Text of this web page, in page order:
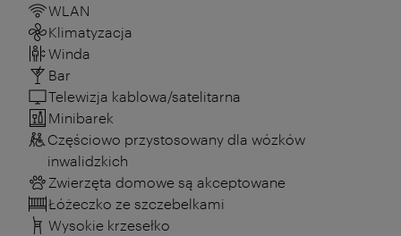
WLAN
Klimatyzacja
Winda
Bar
Telewizja kablowa/satelitarna
Minibarek
Częściowo przystosowany dla wózków
inwalidzkich
Zwierzęta domowe są akceptowane
Łóżeczko ze szczebelkami
Wysokie krzesełko